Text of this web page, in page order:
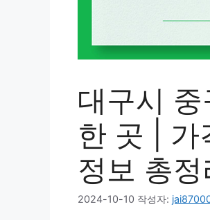
대구시
한 곳 | 가
정보 총
2024-10-10 작성자: